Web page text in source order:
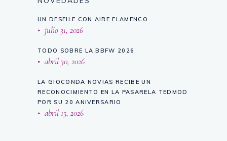
UN DESFILE CON AIRE FLAMENCO
julio 31, 2026
TODO SOBRE LA BBFW 2026
abril 30, 2026
LA GIOCONDA NOVIAS RECIBE UN
RECONOCIMIENTO EN LA PASARELA TEDMOD
POR SU 20 ANIVERSARIO
abril 15, 2026